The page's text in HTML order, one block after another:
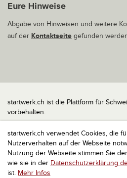
startwerk.ch verwendet Cookies, die
Nutzerverhalten auf der Webseite
Nutzung der Webseite stimmen Sie
wie sie in der Datenschutzerklärung
ist. Mehr Infos
Eure Hinweise
Abgabe von Hinweisen und weitere
auf der Kontaktseite gefunden
startwerk.ch ist die Plattform für
vorbehalten.
Impressum
Kontakt
nach oben